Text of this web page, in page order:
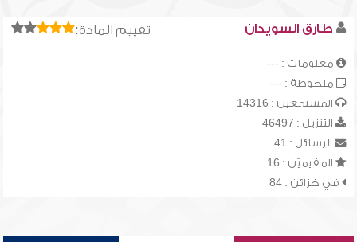
تقييم المادة: طارق السويدان
معلومات : ---
ملحوظة : ---
المستمعين : 14316
التنزيل : 46497
الرسائل : 41
المقيميّن : 16
في خزائن : 84